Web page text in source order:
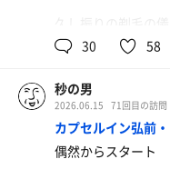
りんご酢カッシュ
トニックウォータ
っぱさがベストマ
モツ炒め定食(ご
個人的最強コンボ
サ室が熱い…！良
裏がヤバかった…！
水風呂は相変わらず
休憩時もかなり良
病み上がりなので
無理して倒れたら
久し振りの剃毛の
めちゃくちゃ混ん
目を閉じてじっく
のが自分だけで、
充分熱くなったの
と思ったら水風呂ま
30 58
秒の男
2026.06.15 71回目の訪問
カプセルイン弘前
偶然からスタート